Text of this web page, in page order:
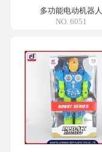
多功能电动机器人
NO. 6051